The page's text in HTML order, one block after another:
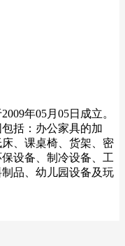
年05月05日成立。
括：办公家具的加
、课桌椅、货架、密
设备、制冷设备、工
品、幼儿园设备及玩